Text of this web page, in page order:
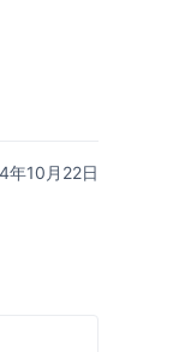
年10月22日